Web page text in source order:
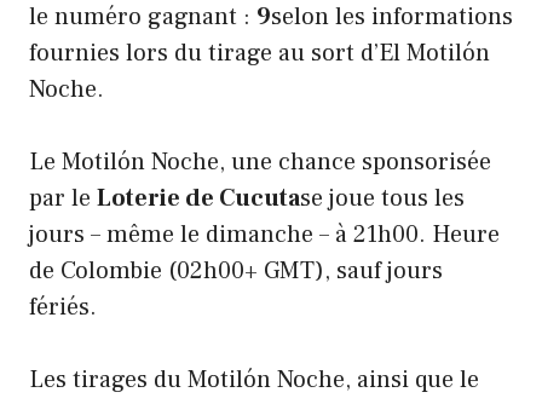
le numéro gagnant : 9selon les informations
fournies lors du tirage au sort d’El Motilón
Noche.
Le Motilón Noche, une chance sponsorisée
par le Loterie de Cucutase joue tous les
jours – même le dimanche – à 21h00. Heure
de Colombie (02h00+ GMT), sauf jours
fériés.
Les tirages du Motilón Noche, ainsi que le